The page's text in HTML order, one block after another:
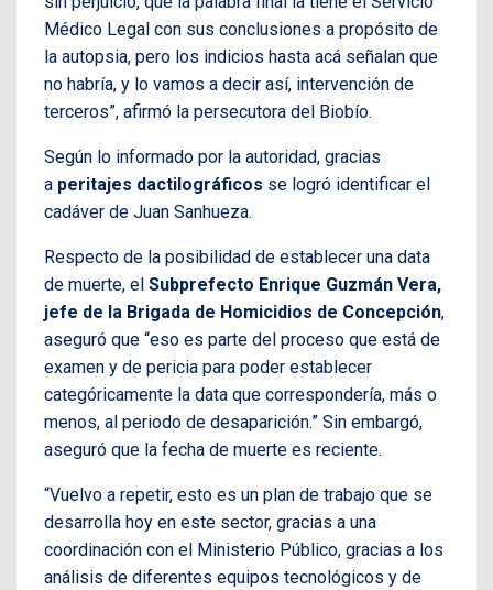
Médico Legal con sus conclusiones a propósito de
la autopsia, pero los indicios hasta acá señalan que
no habría, y lo vamos a decir así, intervención de
terceros”, afirmó la persecutora del Biobío.
Según lo informado por la autoridad, gracias
a peritajes dactilográficos se logró identificar el
cadáver de Juan Sanhueza.
Respecto de la posibilidad de establecer una data
de muerte, el Subprefecto Enrique Guzmán Vera,
jefe de la Brigada de Homicidios de Concepción,
aseguró que “eso es parte del proceso que está de
examen y de pericia para poder establecer
categóricamente la data que correspondería, más o
menos, al periodo de desaparición.” Sin embargó,
aseguró que la fecha de muerte es reciente.
“Vuelvo a repetir, esto es un plan de trabajo que se
desarrolla hoy en este sector, gracias a una
coordinación con el Ministerio Público, gracias a los
análisis de diferentes equipos tecnológicos y de